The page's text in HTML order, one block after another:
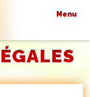
Menu